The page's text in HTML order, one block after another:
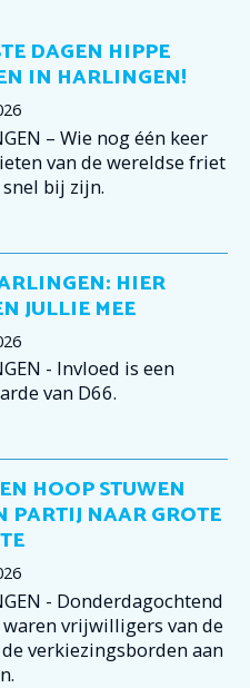
DAGEN HIPPE
IN HARLINGEN!
– Wie nog één keer
van de wereldse friet
bij zijn.
HIER
JULLIE MEE
- Invloed is een
van D66.
HOOP STUWEN
PARTIJ NAAR GROTE
- Donderdagochtend
vrijwilligers van de
de verkiezingsborden aan